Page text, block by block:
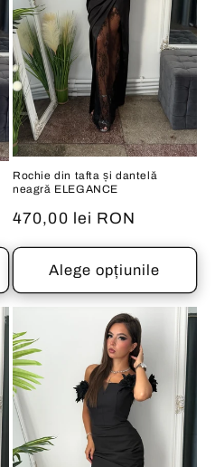
Rochie din tafta și dantelă
neagră ELEGANCE
Preț
470,00 lei RON
Alege opțiunile